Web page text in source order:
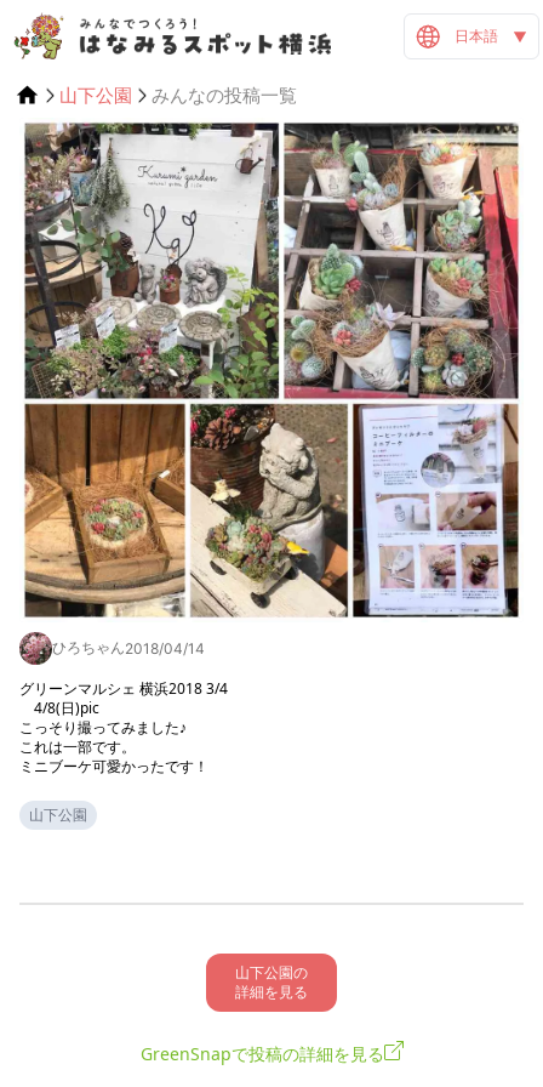
日本語
山下公園 みんなの投稿一覧
ひろちゃん2018/04/14
グリーンマルシェ 横浜2018 3/4
こっそり撮ってみました♪
これは一部です。
ミニブーケ可愛かったです！
山下公園
山下公園の
詳細を見る
GreenSnapで投稿の詳細を見る